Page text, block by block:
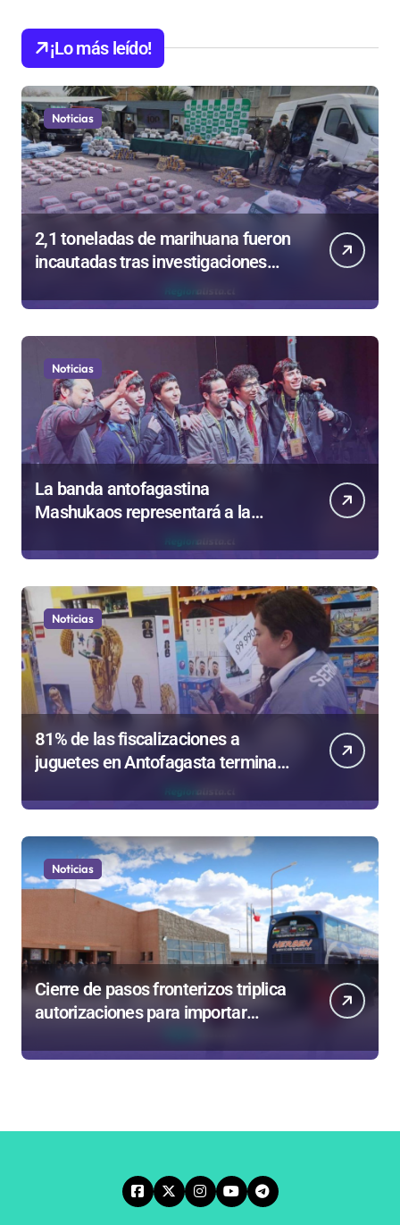
¡Lo más leído!
Noticias
2,1 toneladas de marihuana fueron
incautadas tras investigaciones
Noticias
La banda antofagastina
Mashukaos representará a la
de Valparaíso
Noticias
81% de las fiscalizaciones a
juguetes en Antofagasta termina
en sumarios sanitarios
Noticias
Cierre de pasos fronterizos triplica
autorizaciones para importar